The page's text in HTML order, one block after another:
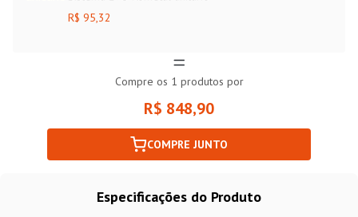
R$ 95,32
Compre os 1 produtos por
R$ 848,90
COMPRE JUNTO
Especificações do Produto